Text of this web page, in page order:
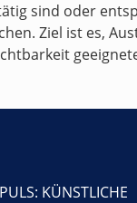
sind oder
Ziel ist es,
KÜNSTLICHE